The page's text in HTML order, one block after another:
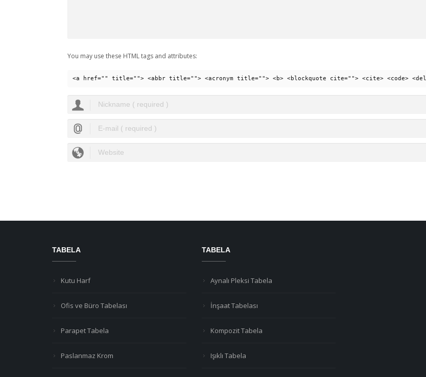
You may use these HTML tags and attributes:
<a href="" title=""> <abbr title=""> <acronym title=""> <b> <blockquote cite=""> <cite> <code> <del
TABELA
Kutu Harf
Ofis ve Büro Tabelası
Parapet Tabela
Paslanmaz Krom
TABELA
Aynalı Pleksi Tabela
İnşaat Tabelası
Kompozit Tabela
Işıklı Tabela